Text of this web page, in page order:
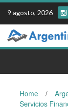
Skip
content
9 agosto, 2026
Home /
Servicios